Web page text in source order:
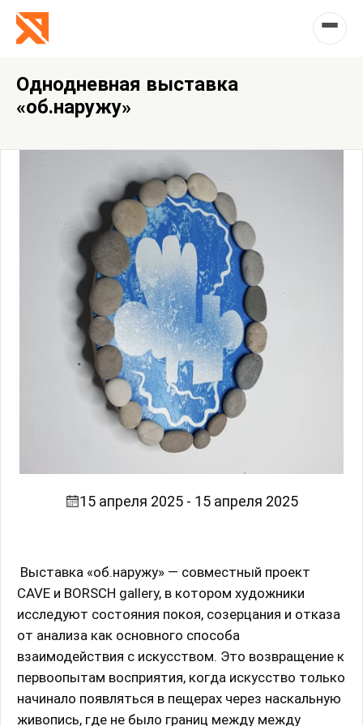
Однодневная выставка
«об.наружу»
15 апреля 2025 - 15 апреля 2025
Выставка «об.наружу» — совместный проект
CAVE и BORSCH gallery, в котором художники
исследуют состояния покоя, созерцания и отказа
от анализа как основного способа
взаимодействия с искусством. Это возвращение к
первоопытам восприятия, когда искусство только
начинало появляться в пещерах через наскальную
живопись, где не было границ между между